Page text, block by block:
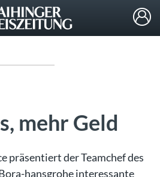
mehr Geld
präsentiert der Teamchef des
hansgrohe interessante